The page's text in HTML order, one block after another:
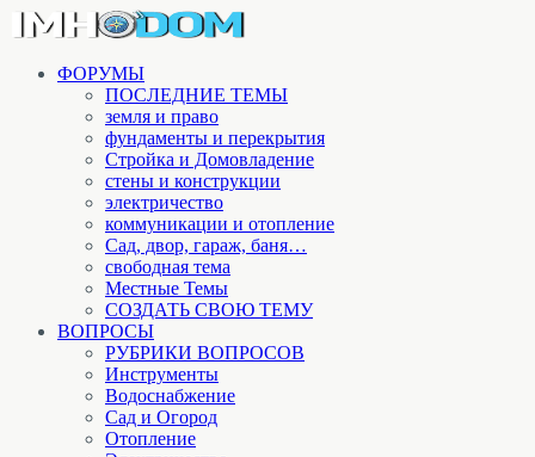
ФОРУМЫ
ПОСЛЕДНИЕ ТЕМЫ
земля и право
фундаменты и перекрытия
Стройка и Домовладение
стены и конструкции
электричество
коммуникации и отопление
Cад, двор, гараж, баня…
свободная тема
Местные Темы
СОЗДАТЬ СВОЮ ТЕМУ
ВОПРОСЫ
РУБРИКИ ВОПРОСОВ
Инструменты
Водоснабжение
Сад и Огород
Отопление